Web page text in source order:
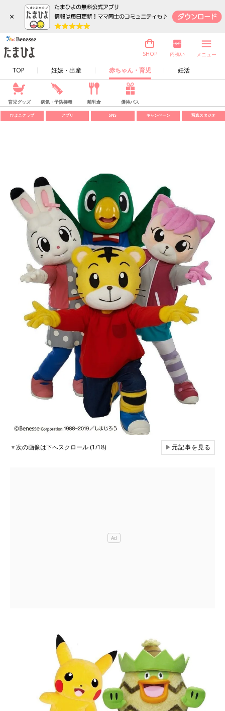
×
TOP 妊娠・出産 赤ちゃん・育児 妊活
SHOP 内祝い メニュー
育児グッズ 病気・予防接種 離乳食 優待パス
ひよこクラブ アプリ SNS キャンペーン 写真スタジオ
▼次の画像は下へスクロール (1/18) ▶元記事を見る